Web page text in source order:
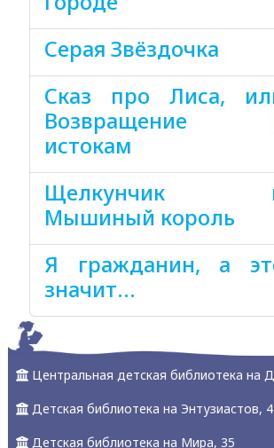
Серая Звёздочка
Сказ про Лиса,
Возвращение
истокам
Щелкунчик
Мышиный король
Я гражданин, а
значит...
Центральная детская библиотека на
Детская библиотека на Энтузиастов,
Детская библиотека на Мира, 35